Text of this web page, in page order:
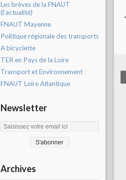
Les brèves de la FNAUT
(l'actualité)
FNAUT Mayenne
Politique régionale des transports
A bicyclette
TER en Pays de la Loire
Transport et Environnement
FNAUT Loire Atlantique
Newsletter
Archives